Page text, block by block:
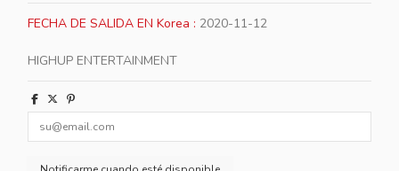
FECHA DE SALIDA EN Korea : 2020-11-12
HIGHUP ENTERTAINMENT